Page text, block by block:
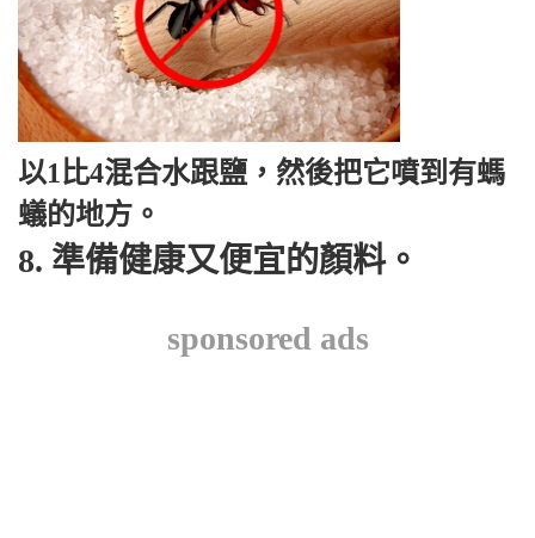
以1比4混合水跟鹽，然後把它噴到有螞
蟻的地方。
8. 準備健康又便宜的顏料。
sponsored ads